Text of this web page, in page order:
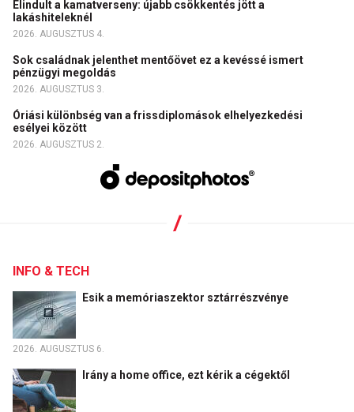
Elindult a kamatverseny: újabb csökkentés jött a
lakáshiteleknél
2026. AUGUSZTUS 4.
Sok családnak jelenthet mentőövet ez a kevéssé ismert
pénzügyi megoldás
2026. AUGUSZTUS 3.
Óriási különbség van a frissdiplomások elhelyezkedési
esélyei között
2026. AUGUSZTUS 2.
INFO & TECH
Esik a memóriaszektor sztárrészvénye
2026. AUGUSZTUS 6.
Irány a home office, ezt kérik a cégektől